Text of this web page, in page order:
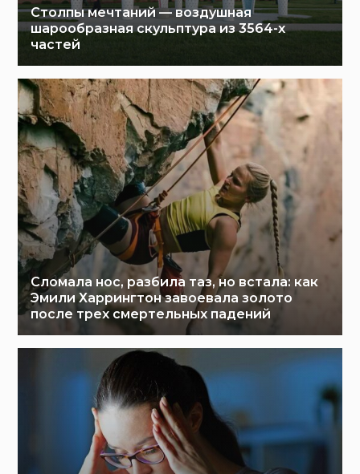
Столпы мечтаний — воздушная
шарообразная скульптура из 3564-х
частей
Сломала нос, разбила таз, но встала: как
Эмили Харрингтон завоевала золото
после трех смертельных падений